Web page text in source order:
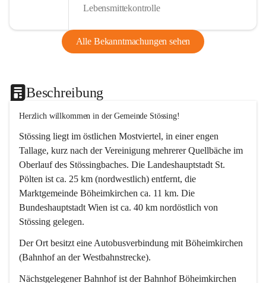
Lebensmittekontrolle
Alle Bekanntmachungen sehen
Beschreibung
Herzlich willkommen in der Gemeinde Stössing!
Stössing liegt im östlichen Mostviertel, in einer engen
Tallage, kurz nach der Vereinigung mehrerer Quellbäche im
Oberlauf des Stössingbaches. Die Landeshauptstadt St.
Pölten ist ca. 25 km (nordwestlich) entfernt, die
Marktgemeinde Böheimkirchen ca. 11 km. Die
Bundeshauptstadt Wien ist ca. 40 km nordöstlich von
Stössing gelegen.
Der Ort besitzt eine Autobusverbindung mit Böheimkirchen
(Bahnhof an der Westbahnstrecke).
Nächstgelegener Bahnhof ist der Bahnhof Böheimkirchen